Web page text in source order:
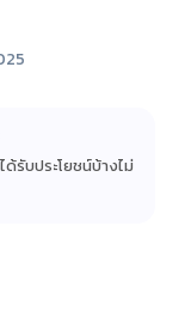
รับประโยชน์บ้างไม่